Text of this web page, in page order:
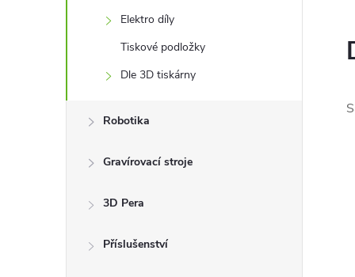
Elektro díly
Tiskové podložky
Dle 3D tiskárny
Robotika
Gravírovací stroje
3D Pera
Příslušenství